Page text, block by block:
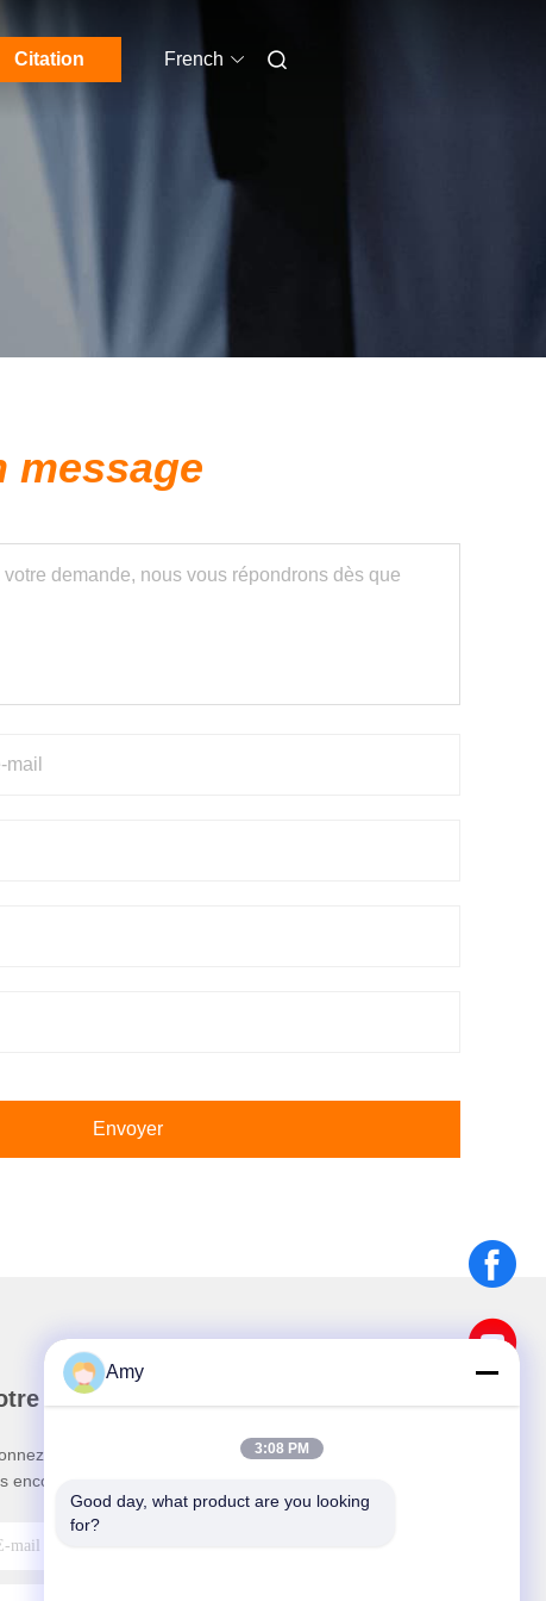
Citation French
message
Envoyer
newsletter
vous à notre newsletter pour des réductions et
encore.
Amy
3:08 PM
Good day, what product are you looking
for?